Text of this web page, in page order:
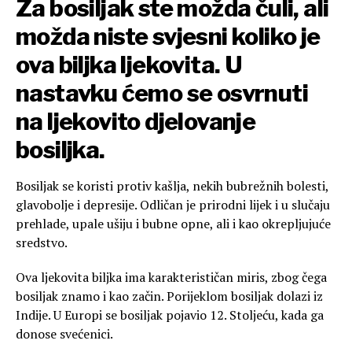
Za bosiljak ste možda čuli, ali
možda niste svjesni koliko je
ova biljka ljekovita. U
nastavku ćemo se osvrnuti
na ljekovito djelovanje
bosiljka.
Bosiljak se koristi protiv kašlja, nekih bubrežnih bolesti,
glavobolje i depresije. Odličan je prirodni lijek i u slučaju
prehlade, upale ušiju i bubne opne, ali i kao okrepljujuće
sredstvo.
Ova ljekovita biljka ima karakterističan miris, zbog čega
bosiljak znamo i kao začin. Porijeklom bosiljak dolazi iz
Indije. U Europi se bosiljak pojavio 12. Stoljeću, kada ga
donose svećenici.